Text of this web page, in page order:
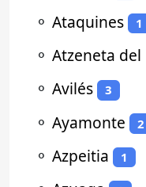
⚬ Ataquines 1
⚬ Atzeneta
⚬ Avilés 3
⚬ Ayamonte 2
⚬ Azpeitia 1